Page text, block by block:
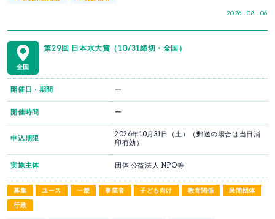
2026 . 08 . 06
全国
第29回 日本水大賞（10/31締切・全国）
募集 ユース 一般 事業者 子ども向け 教育関係
民間団体
行政
開催日・期間 ー
開催時間 ー
申込期限
2026年10月31日（土）（郵送の場合は当日消
印有効）
実施主体 団体 公益法人 NPO等